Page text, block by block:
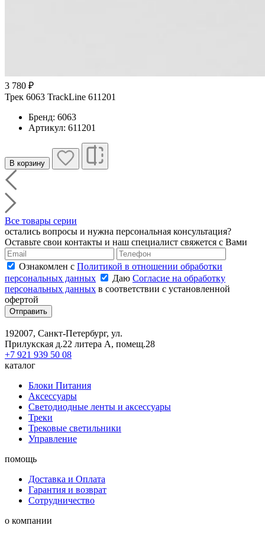
3 780 ₽
Трек 6063 TrackLine 611201
Бренд: 6063
Артикул: 611201
В корзину
Все товары серии
остались вопросы и нужна персональная консультация?
Оставьте свои контакты и наш специалист свяжется с Вами
Ознакомлен с Политикой в отношении обработки
персональных данных
Даю Согласие на обработку
персональных данных в соответствии с установленной
офертой
Отправить
192007, Санкт-Петербург, ул.
Прилукская д.22 литера А, помещ.28
+7 921 939 50 08
каталог
Блоки Питания
Аксессуары
Светодиодные ленты и аксессуары
Треки
Трековые светильники
Управление
помощь
Доставка и Оплата
Гарантия и возврат
Сотрудничество
о компании